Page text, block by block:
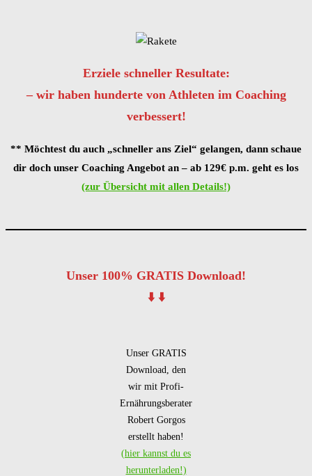
Erziele schneller Resultate:
– wir haben hunderte von Athleten im Coaching
verbessert!
** Möchtest du auch „schneller ans Ziel“ gelangen, dann schaue
dir doch unser Coaching Angebot an – ab 129€ p.m. geht es los
(zur Übersicht mit allen Details!)
Unser 100% GRATIS Download!
⬇️ ⬇️
Unser GRATIS
Download, den
wir mit Profi-
Ernährungsberater
Robert Gorgos
erstellt haben!
(hier kannst du es
herunterladen!)